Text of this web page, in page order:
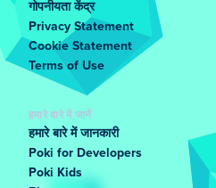
गोपनीयता केंद्र
Privacy Statement
Cookie Statement
Terms of Use
हमारे बारे में जानें
हमारे बारे में जानकारी
Poki for Developers
Poki Kids